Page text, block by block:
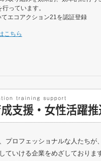
っています。
エコアクション21を認証登録
こちら
プロフェッショナルな人たちが
ていける企業をめざしておりま